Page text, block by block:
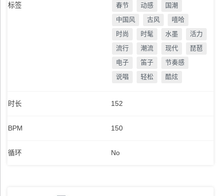
标签 春节 动感
国潮
中国风
古风
嘻哈
时尚
时髦 水墨
活力
流行
潮流 现代
琵琶
电子
笛子
节奏感
说唱
轻松 酷炫
时长 152
BPM 150
循环 No